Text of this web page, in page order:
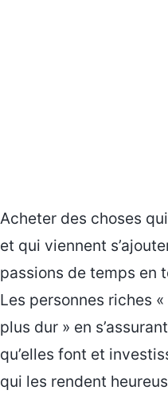
Acheter des choses
et qui viennent
passions de temps en
Les personnes riches
plus dur » en
qu’elles font et
qui les rendent